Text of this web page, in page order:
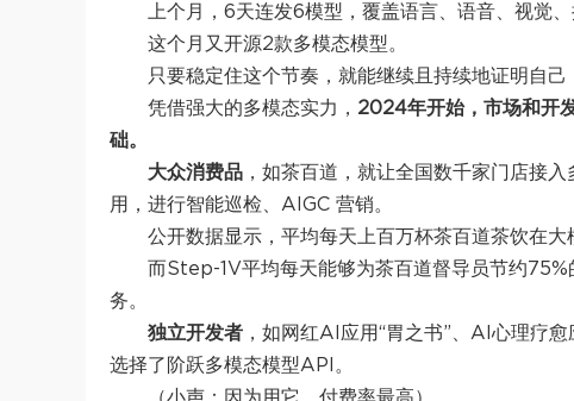
上个月，6天连发6模型，覆盖语言、语音、视觉
这个月又开源2款多模态模型。
只要稳定住这个节奏，就能继续且持续地证明自己
凭借强大的多模态实力， 2024年开始，市场和开
础。
大众消费品 ，如茶百道，就让全国数千家门店接
用，进行智能巡检、AIGC 营销。
公开数据显示，平均每天上百万杯茶百道茶饮在大
而Step-1V平均每天能够为茶百道督导员节约
务。
独立开发者 ，如网红AI应用“胃之书”、AI心理疗
选择了阶跃多模态模型API。